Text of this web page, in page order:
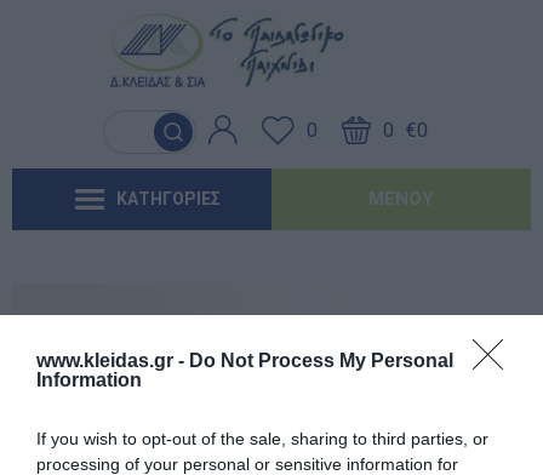
www.kleidas.gr - Do Not Process My Personal
Information
If you wish to opt-out of the sale, sharing to third parties, or
processing of your personal or sensitive information for
0 0 €0
ΚΑΤΗΓΟΡΙΕΣ ΜΕΝΟΎ
Εγγεγραμμένος πελάτης
Γλώσσα & Γραφή
Ανακαλύπτοντας τα Μαθηματικά
Φυσικές Επιστήμες
Λογοθεραπεία
Προβλήματα Όρασης
Βασικός εξοπλισμός & Μονάδες
Χειροτεχνία
Χορός & Θέατρο
Παιχνίδια Κήπου
Επαγγελματικές Παιδικές Χαρές
Συνθέσεις Παιδικής Χαράς για ΑμεΑ
Ιδέες για τα Χριστούγεννα
Ιδέες για τις Απόκριες
Ιδέες για το Πάσχα
Έντυπα-Βιβλία Παιδικών Σταθμων
Έντυπα-Βιβλία Νηπιαγωγείων
Έντυπα-Βιβλία Δημοτικών
'Έντυπα-Βιβλία Σχολικών Επιτροπών